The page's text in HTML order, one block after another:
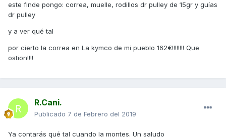
este finde pongo: correa, muelle, rodillos dr pulley de 15gr y guías
dr pulley
y a ver qué tal
por cierto la correa en La kymco de mi pueblo 162€!!!!!!!! Que
ostion!!!!
R.Cani.
Publicado 7 de Febrero del 2019
Ya contarás qué tal cuando la montes. Un saludo